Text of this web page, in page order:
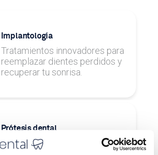
Implantología
Tratamientos innovadores para
reemplazar dientes perdidos y
recuperar tu sonrisa.
Prótesis dental
Tratamientos para restaurar uno